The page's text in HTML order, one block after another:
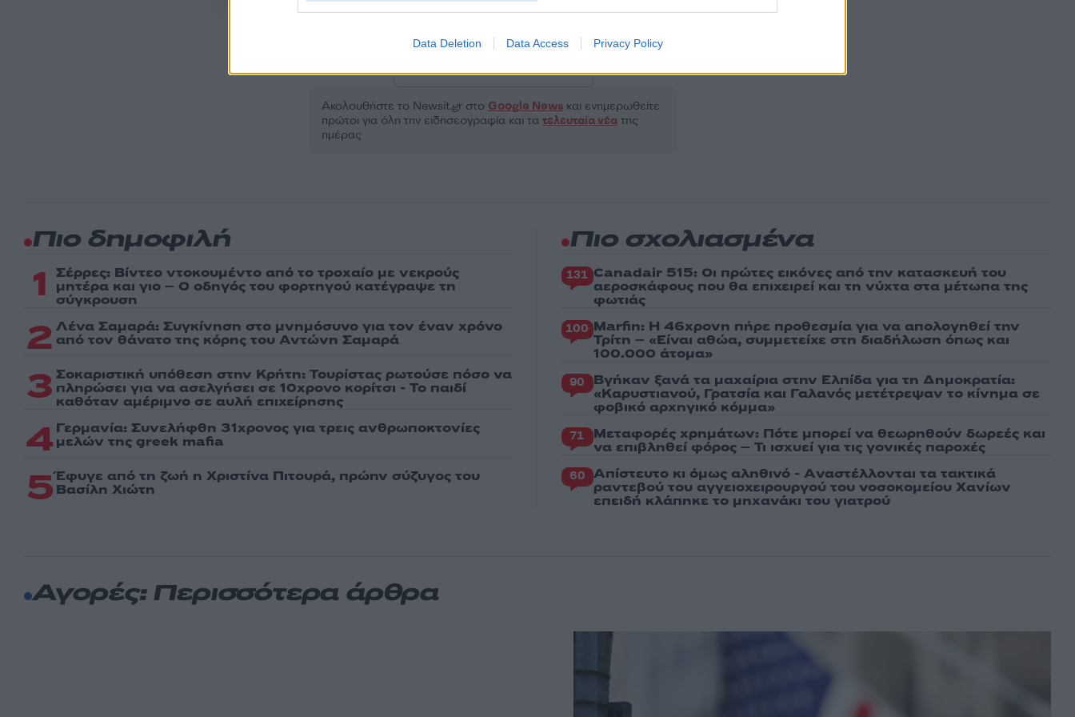
Data Deletion Data Access Privacy Policy
Αγορές
ΧΡΗΜΑΤΙΣΤΗΡΙΟ ΑΘΗΝΩΝ
Ακολουθήστε το Νewsit.gr στο Google Newsκαι ενημερωθείτε
πρώτοι για όλη την ειδησεογραφία και τα τελευταία νέατης
ημέρας
Πιο δημοφιλή
1 Σέρρες: Βίντεο ντοκουμέντο από το τροχαίο με νεκρούς
μητέρα και γιο – Ο οδηγός του φορτηγού κατέγραψε τη
σύγκρουση
2 Λένα Σαμαρά: Συγκίνηση στο μνημόσυνο για τον έναν χρόνο
από τον θάνατο της κόρης του Αντώνη Σαμαρά
3 Σοκαριστική υπόθεση στην Κρήτη: Τουρίστας ρωτούσε πόσο να
πληρώσει για να ασελγήσει σε 10χρονο κορίτσι - Το παιδί
καθόταν αμέριμνο σε αυλή επιχείρησης
4 Γερμανία: Συνελήφθη 31χρονος για τρεις ανθρωποκτονίες
μελών της greek mafia
5Έφυγε από τη ζωή η Χριστίνα Πιτουρά, πρώην σύζυγος του
Βασίλη Χιώτη
Πιο σχολιασμένα
131 Canadair 515: Οι πρώτες εικόνες από την κατασκευή του
αεροσκάφους που θα επιχειρεί και τη νύχτα στα μέτωπα της
φωτιάς
100 Marfin: Η 46χρονη πήρε προθεσμία για να απολογηθεί την
Τρίτη – «Είναι αθώα, συμμετείχε στη διαδήλωση όπως και
100.000 άτομα»
90 Βγήκαν ξανά τα μαχαίρια στην Ελπίδα για τη Δημοκρατία:
«Καρυστιανού, Γρατσία και Γαλανός μετέτρεψαν το κίνημα σε
φοβικό αρχηγικό κόμμα»
71 Μεταφορές χρημάτων: Πότε μπορεί να θεωρηθούν δωρεές και
να επιβληθεί φόρος – Τι ισχυεί για τις γονικές παροχές
60 Απίστευτο κι όμως αληθινό - Aναστέλλονται τα τακτικά
ραντεβού του αγγειοχειρουργού του νοσοκομείου Χανίων
επειδή κλάπηκε το μηχανάκι του γιατρού
Αγορές: Περισσότερα άρθρα